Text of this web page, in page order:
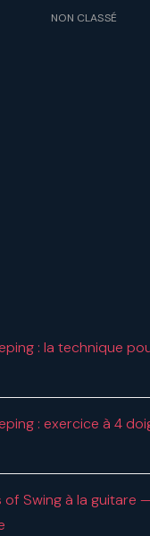
NON CLASSÉ
: la technique
: exercice à 4
of Swing à la guitare